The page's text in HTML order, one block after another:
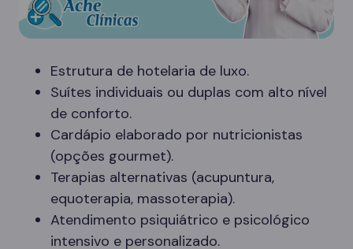
Estrutura de hotelaria de luxo.
Suítes individuais ou duplas com alto nível
de conforto.
Cardápio elaborado por nutricionistas
(opções gourmet).
Terapias alternativas (acupuntura,
equoterapia, massoterapia).
Atendimento psiquiátrico e psicológico
intensivo e personalizado.